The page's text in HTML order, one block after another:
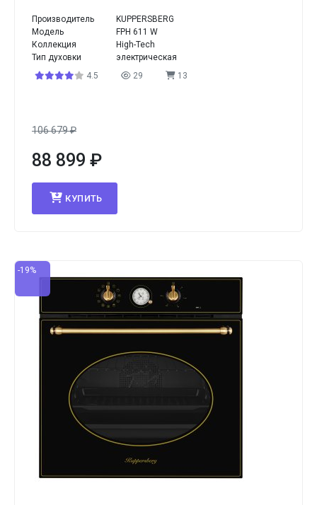
Производитель
KUPPERSBERG
Модель
FPH 611 W
Коллекция
High-Tech
Тип духовки
электрическая
4.5
29 13
106 679₽
88 899 ₽
КУПИТЬ
-19%